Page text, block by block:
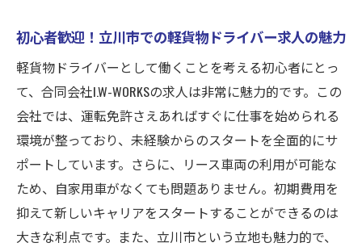
初心者歓迎！立川市での軽貨物ドライバー求人の魅力
軽貨物ドライバーとして働くことを考える初心者にとっ
て、合同会社I.W-WORKSの求人は非常に魅力的です。この
会社では、運転免許さえあればすぐに仕事を始められる
環境が整っており、未経験からのスタートを全面的にサ
ポートしています。さらに、リース車両の利用が可能な
ため、自家用車がなくても問題ありません。初期費用を
抑えて新しいキャリアをスタートすることができるのは
大きな利点です。また、立川市という立地も魅力的で、